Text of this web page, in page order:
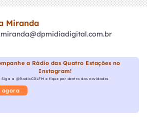
Miranda
a Rádio das Quatro Estações no
Instagram!
Siga a @RadioCDLFM e fique por dentro das novidades
agora